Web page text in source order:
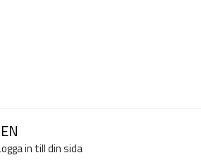
in till din sida